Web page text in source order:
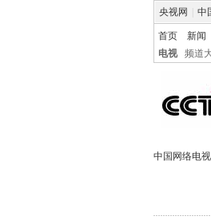
央视网 中
首页 新闻
电视
频道
中国网络电